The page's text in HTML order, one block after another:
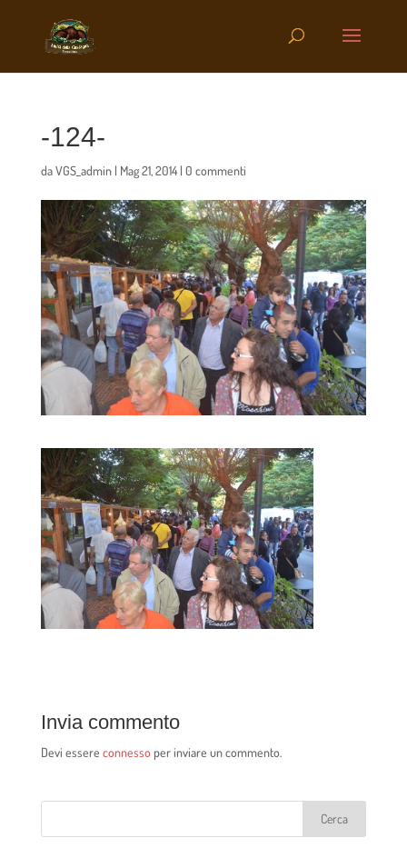
-124-
daVGS_admin| Mag 21, 2014| 0 commenti
Invia commento
Devi essere connesso per inviare un commento.